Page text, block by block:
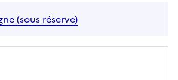
(sous réserve)